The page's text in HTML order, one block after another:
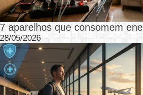
7 aparelhos que consomem
28/05/2026